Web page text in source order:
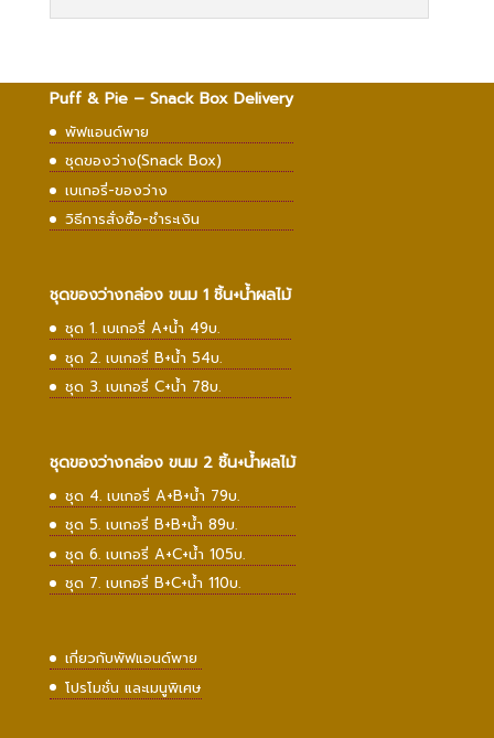
Puff & Pie – Snack Box Delivery
พัฟแอนด์พาย
ชุดของว่าง(Snack Box)
เบเกอรี่-ของว่าง
วิธีการสั่งซื้อ-ชำระเงิน
ชุดของว่างกล่อง ขนม 1 ชิ้น+น้ำผลไม้
ชุด 1. เบเกอรี่ A+น้ำ 49บ.
ชุด 2. เบเกอรี่ B+น้ำ 54บ.
ชุด 3. เบเกอรี่ C+น้ำ 78บ.
ชุดของว่างกล่อง ขนม 2 ชิ้น+น้ำผลไม้
ชุด 4. เบเกอรี่ A+B+น้ำ 79บ.
ชุด 5. เบเกอรี่ B+B+น้ำ 89บ.
ชุด 6. เบเกอรี่ A+C+น้ำ 105บ.
ชุด 7. เบเกอรี่ B+C+น้ำ 110บ.
เกี่ยวกับพัฟแอนด์พาย
โปรโมชั่น และเมนูพิเศษ